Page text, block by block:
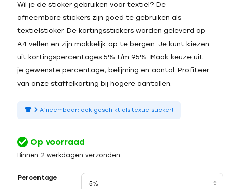
Wil je de sticker gebruiken voor textiel? De
afneembare stickers zijn goed te gebruiken als
textielsticker. De kortingsstickers worden geleverd op
A4 vellen en zijn makkelijk op te bergen. Je kunt kiezen
uit kortingspercentages 5% t/m 95%. Maak keuze uit
je gewenste percentage, belijming en aantal. Profiteer
van onze staffelkorting bij hogere aantallen.
Afneembaar: ook geschikt als textielsticker!
Op voorraad
Binnen 2 werkdagen verzonden
Percentage